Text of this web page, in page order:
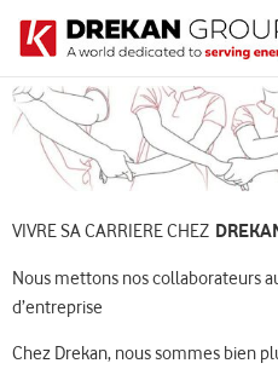
VIVRE SA CARRIERE CHEZ
Nous mettons nos collaborateurs
d’entreprise
Chez Drekan, nous sommes bien